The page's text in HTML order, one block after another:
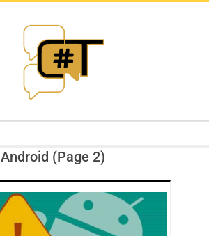
RIVISTA
TRENDS
Android (Page 2)